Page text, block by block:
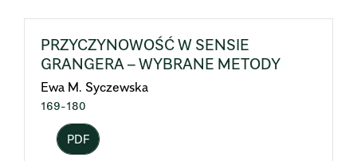
PRZYCZYNOWOŚĆ W SENSIE
GRANGERA – WYBRANE METODY
Ewa M. Syczewska
169-180
PDF